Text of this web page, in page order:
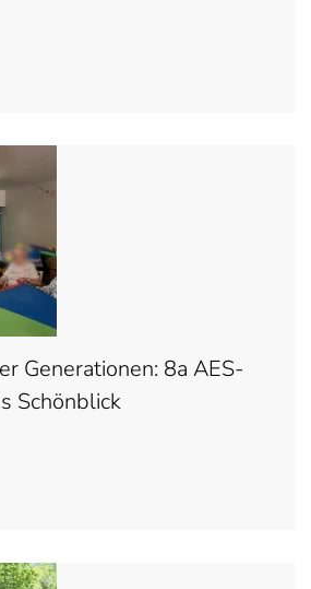
Generationen: 8a AES-
Schönblick